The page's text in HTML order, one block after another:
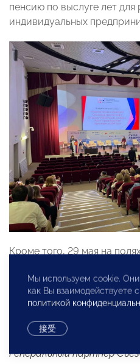
пенсию по выслуге лет для
индивидуальных
Кроме того, 29 мая на
предпринимательства, по
энергоэффективности и
Смоленского
РОССИИ».
Генеральный партнер
Мы используем cookie.
как Вы взаимодействуете
политикой
接受